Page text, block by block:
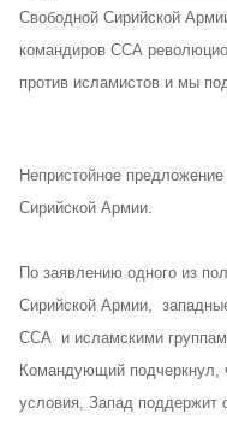
Свободной Сирийской
командиров ССА
против исламистов и мы
Непристойное
Сирийской Армии.
По заявлению одного из
Сирийской Армии,
ССА и исламскими
Командующий подчеркнул,
условия, Запад поддержит